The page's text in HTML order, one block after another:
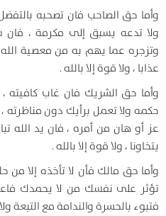
وأما حق الصاحب فان تصحبه
ولا تدعه يسبق إلى مكرمة ،
وتزجره عما يهم به من معصية
عذابا ، ولا قوة إلا بالله .
وأما حق الشريك فان غاب كافيته
حكمه ولا تعمل برأيك دون مناظرته
عز أو هان من أمره ، فان يد الله
يتخاونا ، ولا قوة إلا بالله .
وأما حق مالك فأن لا تأخذه إلا من
تؤثر على نفسك من لا يحمدك
فتبوء بالحسرة والندامة مع التبعة